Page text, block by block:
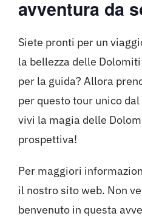
avventura da
Siete pronti per un
la bellezza delle
per la guida? Allora
per questo tour unico dal
vivi la magia delle
prospettiva!
Per maggiori
il nostro sito web. Non
benvenuto in questa